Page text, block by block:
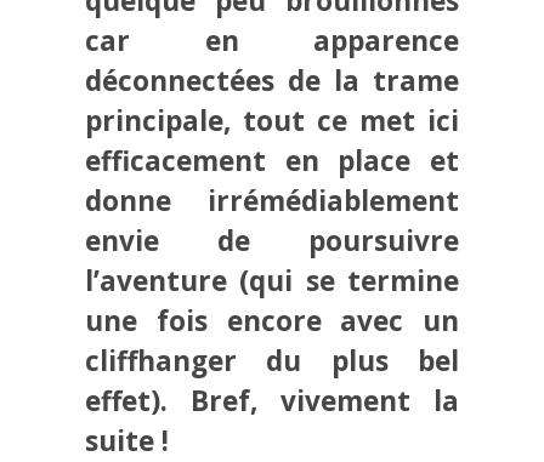
car en apparence
déconnectées de la trame
principale, tout ce met ici
efficacement en place et
donne irrémédiablement
envie de poursuivre
l’aventure (qui se termine
une fois encore avec un
cliffhanger du plus bel
effet). Bref, vivement la
suite !